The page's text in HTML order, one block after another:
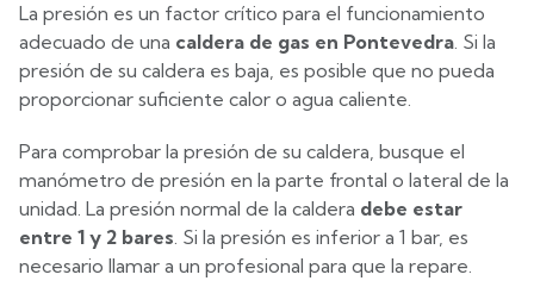
La presión es un factor crítico para el funcionamiento
adecuado de una caldera de gas en Pontevedra. Si la
presión de su caldera es baja, es posible que no pueda
proporcionar suficiente calor o agua caliente.
Para comprobar la presión de su caldera, busque el
manómetro de presión en la parte frontal o lateral de la
unidad. La presión normal de la caldera debe estar
entre 1 y 2 bares. Si la presión es inferior a 1 bar, es
necesario llamar a un profesional para que la repare.